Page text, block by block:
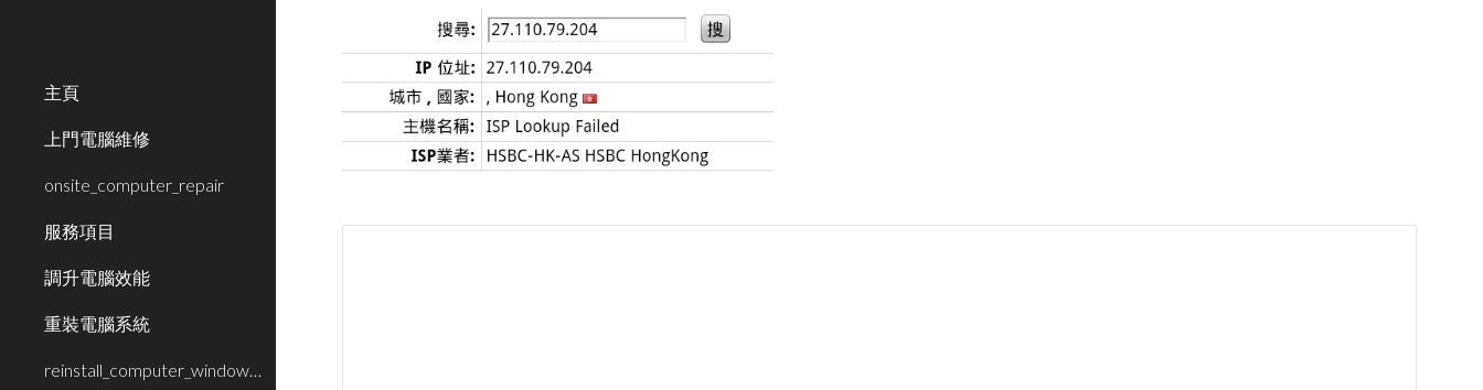
主頁
上門電腦維修
onsite_computer_repair
服務項目
調升電腦效能
重裝電腦系統